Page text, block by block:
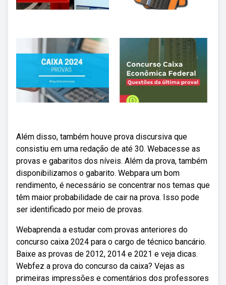
Além disso, também houve prova discursiva que
consistiu em uma redação de até 30. Webacesse as
provas e gabaritos dos níveis. Além da prova, também
disponibilizamos o gabarito. Webpara um bom
rendimento, é necessário se concentrar nos temas que
têm maior probabilidade de cair na prova. Isso pode
ser identificado por meio de provas.
Webaprenda a estudar com provas anteriores do
concurso caixa 2024 para o cargo de técnico bancário.
Baixe as provas de 2012, 2014 e 2021 e veja dicas.
Webfez a prova do concurso da caixa? Vejas as
primeiras impressões e comentários dos professores